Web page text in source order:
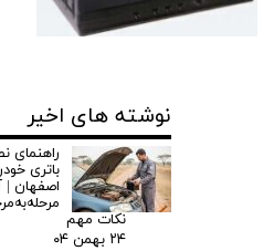
نوشته های اخیر
راهنمای
باتری
اصفهان
نکات مهم
۲۴ بهمن ۰۴